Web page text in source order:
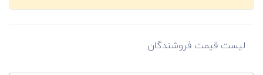
لیست قیمت فروشندگان